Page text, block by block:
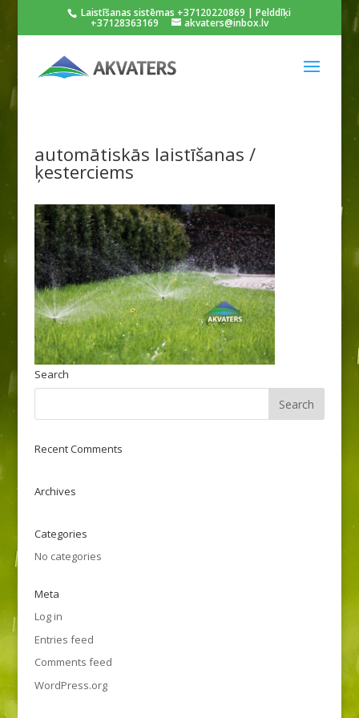
Laistīšanas sistēmas +37120220869 | Pelddīķi
+37128363169 akvaters@inbox.lv
automātiskās laistīšanas /
ķesterciems
Search
Recent Comments
Archives
Categories
No categories
Meta
Log in
Entries feed
Comments feed
WordPress.org